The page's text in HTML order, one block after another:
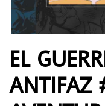
EL
ANTIFAZ